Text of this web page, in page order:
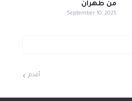
من طهران
September 10, 2025
أقدم